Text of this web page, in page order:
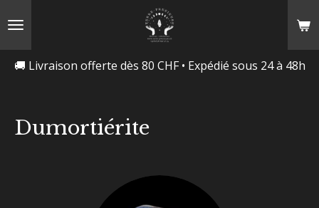
🚚 Livraison offerte dès 80 CHF • Expédié sous 24 à 48h
Dumortiérite